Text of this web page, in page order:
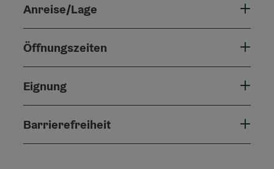
Anreise/Lage
Öffnungszeiten
Eignung
Barrierefreiheit